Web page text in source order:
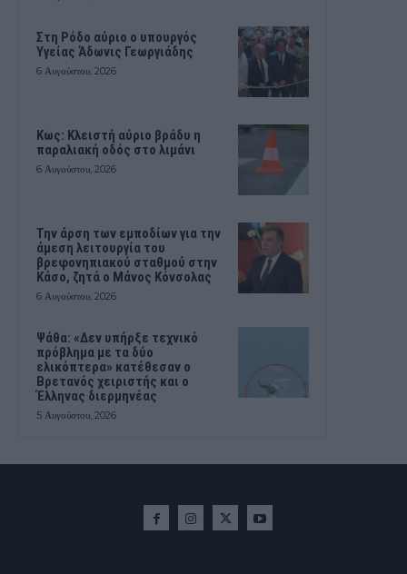
Στη Ρόδο αύριο ο υπουργός
Υγείας Άδωνις Γεωργιάδης
6 Αυγούστου, 2026
Κως: Κλειστή αύριο βράδυ η
παραλιακή οδός στο λιμάνι
6 Αυγούστου, 2026
Την άρση των εμποδίων για την
άμεση λειτουργία του
βρεφονηπιακού σταθμού στην
Κάσο, ζητά ο Μάνος Κόνσολας
6 Αυγούστου, 2026
Ψάθα: «Δεν υπήρξε τεχνικό
πρόβλημα με τα δύο
ελικόπτερα» κατέθεσαν ο
Βρετανός χειριστής και ο
Έλληνας διερμηνέας
5 Αυγούστου, 2026